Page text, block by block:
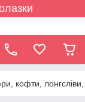
кофти, лонгсліви,